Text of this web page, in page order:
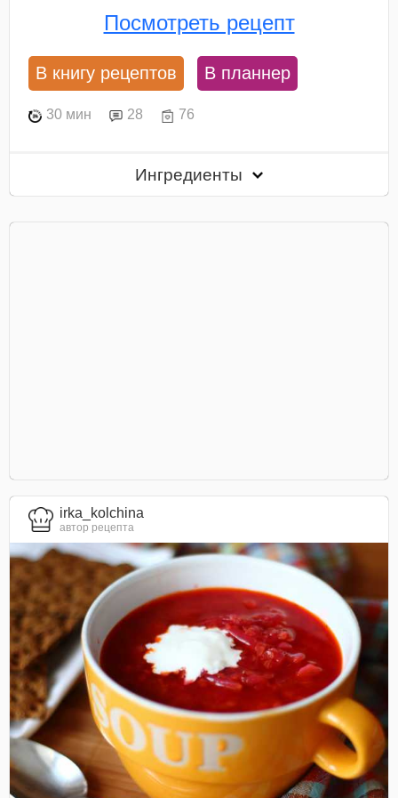
Посмотреть рецепт
В книгу рецептов В планнер
30 мин 28 76
Ингредиенты
irka_kolchina
автор рецепта